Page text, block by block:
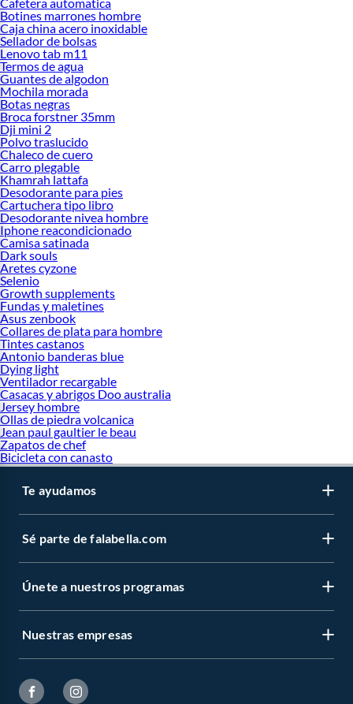
Cafetera automatica
Botines marrones hombre
Caja china acero inoxidable
Sellador de bolsas
Lenovo tab m11
Termos de agua
Guantes de algodon
Mochila morada
Botas negras
Broca forstner 35mm
Dji mini 2
Polvo traslucido
Chaleco de cuero
Carro plegable
Khamrah lattafa
Desodorante para pies
Cartuchera tipo libro
Desodorante nivea hombre
Iphone reacondicionado
Camisa satinada
Dark souls
Aretes cyzone
Selenio
Growth supplements
Fundas y maletines
Asus zenbook
Collares de plata para hombre
Tintes castanos
Antonio banderas blue
Dying light
Ventilador recargable
Casacas y abrigos Doo australia
Jersey hombre
Ollas de piedra volcanica
Jean paul gaultier le beau
Zapatos de chef
Bicicleta con canasto
Te ayudamos
Sé parte de falabella.com
Únete a nuestros programas
Nuestras empresas